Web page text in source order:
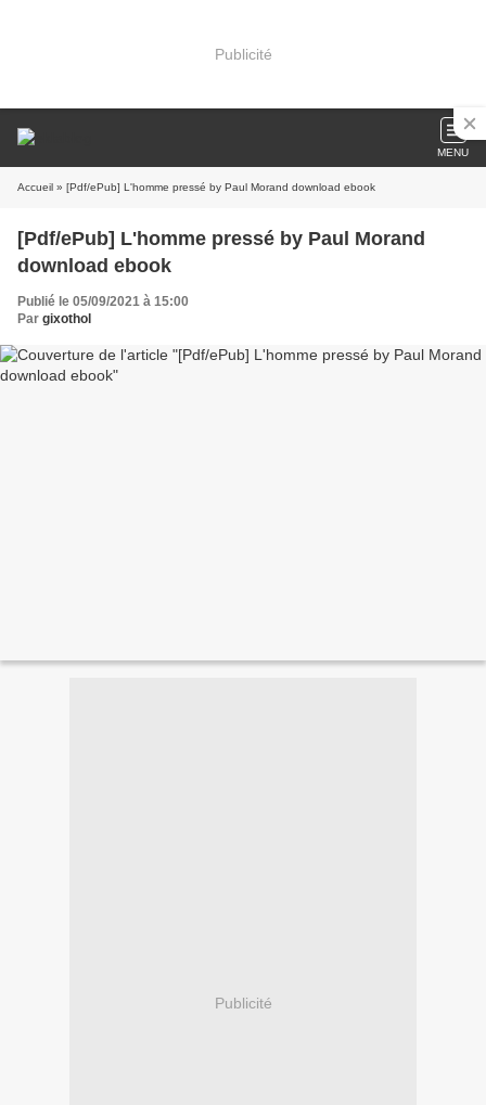
Publicité
MENU
Accueil » [Pdf/ePub] L'homme pressé by Paul Morand download ebook
[Pdf/ePub] L'homme pressé by Paul Morand
download ebook
Publié le 05/09/2021 à 15:00
Par gixothol
Publicité